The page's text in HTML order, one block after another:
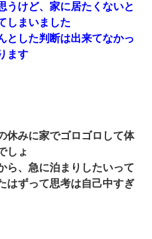
うけど、家に居たくないと
しまいました
とした判断は出来てなかっ
ます
休みに家でゴロゴロして体
しょ
ら、急に泊まりしたいって
はずって思考は自己中すぎ